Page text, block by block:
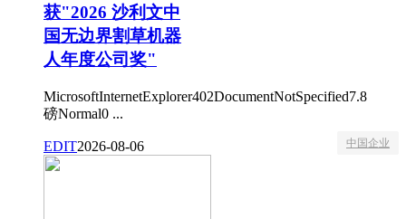
获"2026 沙利文中
国无边界割草机器
人年度公司奖"
MicrosoftInternetExplorer402DocumentNotSpecified7.8
磅Normal0 ...
EDIT2026-08-06 中国企业